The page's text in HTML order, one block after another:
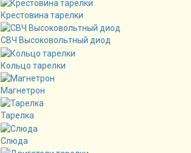
Крестовина тарелки
СВЧ Высоковольтный диод
Кольцо тарелки
Магнетрон
Тарелка
Слюда